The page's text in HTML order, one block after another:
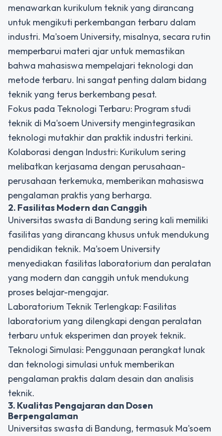
menawarkan kurikulum teknik yang dirancang
untuk mengikuti perkembangan terbaru dalam
industri. Ma'soem University, misalnya, secara rutin
memperbarui materi ajar untuk memastikan
bahwa mahasiswa mempelajari teknologi dan
metode terbaru. Ini sangat penting dalam bidang
teknik yang terus berkembang pesat.
Fokus pada Teknologi Terbaru: Program studi
teknik di Ma'soem University mengintegrasikan
teknologi mutakhir dan praktik industri terkini.
Kolaborasi dengan Industri: Kurikulum sering
melibatkan kerjasama dengan perusahaan-
perusahaan terkemuka, memberikan mahasiswa
pengalaman praktis yang berharga.
2. Fasilitas Modern dan Canggih
Universitas swasta di Bandung sering kali memiliki
fasilitas yang dirancang khusus untuk mendukung
pendidikan teknik. Ma'soem University
menyediakan fasilitas laboratorium dan peralatan
yang modern dan canggih untuk mendukung
proses belajar-mengajar.
Laboratorium Teknik Terlengkap: Fasilitas
laboratorium yang dilengkapi dengan peralatan
terbaru untuk eksperimen dan proyek teknik.
Teknologi Simulasi: Penggunaan perangkat lunak
dan teknologi simulasi untuk memberikan
pengalaman praktis dalam desain dan analisis
teknik.
3. Kualitas Pengajaran dan Dosen
Berpengalaman
Universitas swasta di Bandung, termasuk Ma'soem